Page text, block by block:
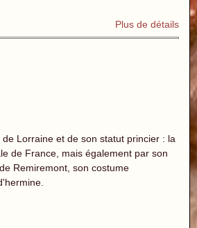
Plus de détails
Lorraine et de son statut princier : la
de France, mais également par son
Remiremont, son costume